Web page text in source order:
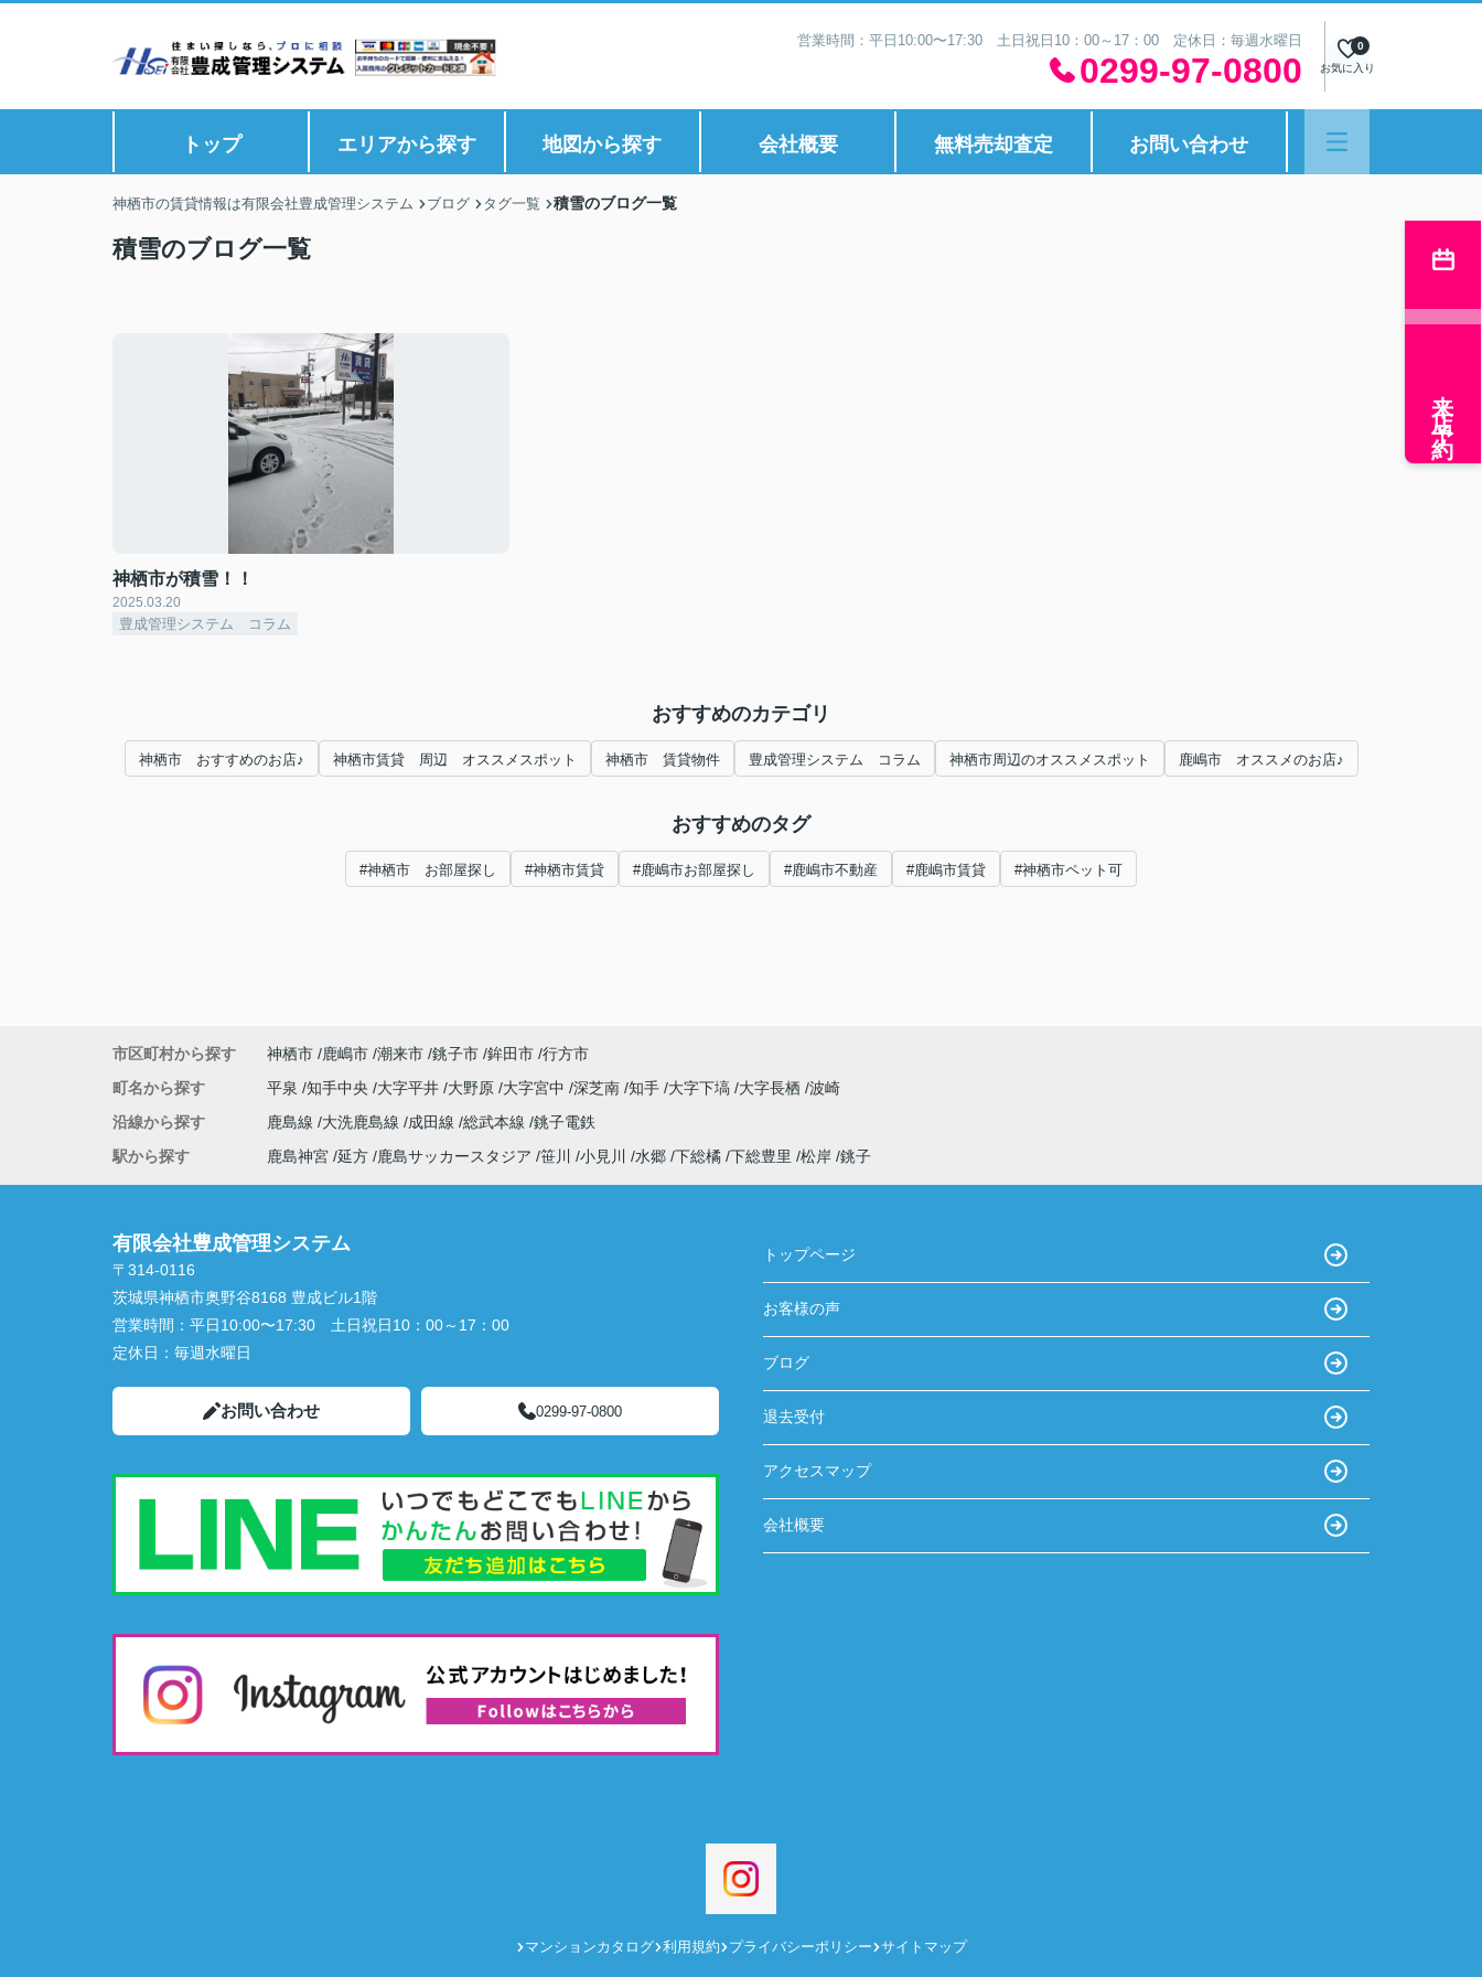
営業時間：平日10:00〜17:30 土日祝日10：00～17：00 定休日：毎週水曜日
0299-97-0800 お気に入り
0
トップ エリアから探す 地図から探す 会社概要 無料売却査定 お問い合わせ
神栖市の賃貸情報は有限会社豊成管理システム ブログ タグ一覧 積雪のブログ一覧
積雪のブログ一覧
神栖市が積雪！！
2025.03.20
豊成管理システム コラム
おすすめのカテゴリ
神栖市 おすすめのお店♪ 神栖市賃貸 周辺 オススメスポット 神栖市 賃貸物件 豊成管理システム コラム 神栖市周辺のオススメスポット 鹿嶋市 オススメのお店♪
おすすめのタグ
#神栖市 お部屋探し #神栖市賃貸 #鹿嶋市お部屋探し #鹿嶋市不動産 #鹿嶋市賃貸 #神栖市ペット可
来店予約
市区町村から探す 神栖市 鹿嶋市 潮来市 銚子市 鉾田市 行方市
町名から探す
平泉 知手中央 大字平井 大野原 大字宮中 深芝南 知手 大字下塙 大字長栖 波崎
沿線から探す
鹿島線 大洗鹿島線 成田線 総武本線 銚子電鉄
駅から探す
鹿島神宮 延方 鹿島サッカースタジア 笹川 小見川 水郷 下総橘 下総豊里 松岸 銚子
有限会社豊成管理システム
〒314-0116
茨城県神栖市奥野谷8168 豊成ビル1階
営業時間： 平日10:00〜17:30 土日祝日10：00～17：00
定休日： 毎週水曜日
お問い合わせ 0299-97-0800
トップページ
お客様の声
ブログ
退去受付
アクセスマップ
会社概要
マンションカタログ 利用規約 プライバシーポリシー サイトマップ